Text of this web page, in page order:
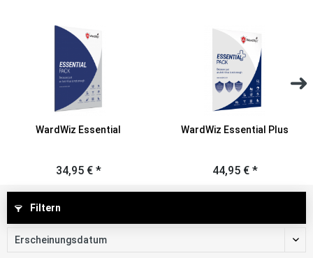
WardWiz Essential
34,95 € *
WardWiz Essential Plus
44,95 € *
Filtern